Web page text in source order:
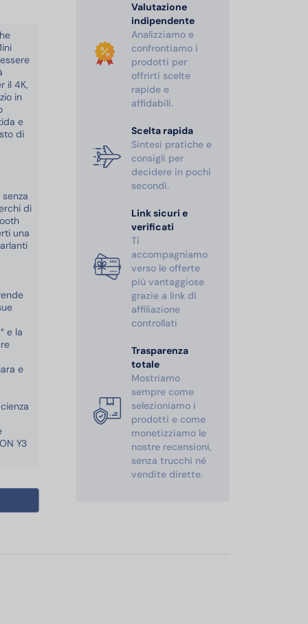
il 4K,
in
e
di
di
una
e la
e
Y3
Valutazione
indipendente
Analizziamo e
confrontiamo i
prodotti per
offrirti scelte
rapide e
affidabili.
Scelta rapida
Sintesi pratiche e
consigli per
decidere in pochi
secondi.
Link sicuri e
verificati
Ti
accompagniamo
verso le offerte
più vantaggiose
grazie a link di
affiliazione
controllati
Trasparenza
totale
Mostriamo
sempre come
selezioniamo i
prodotti e come
monetizziamo le
nostre recensioni,
senza trucchi né
vendite dirette.